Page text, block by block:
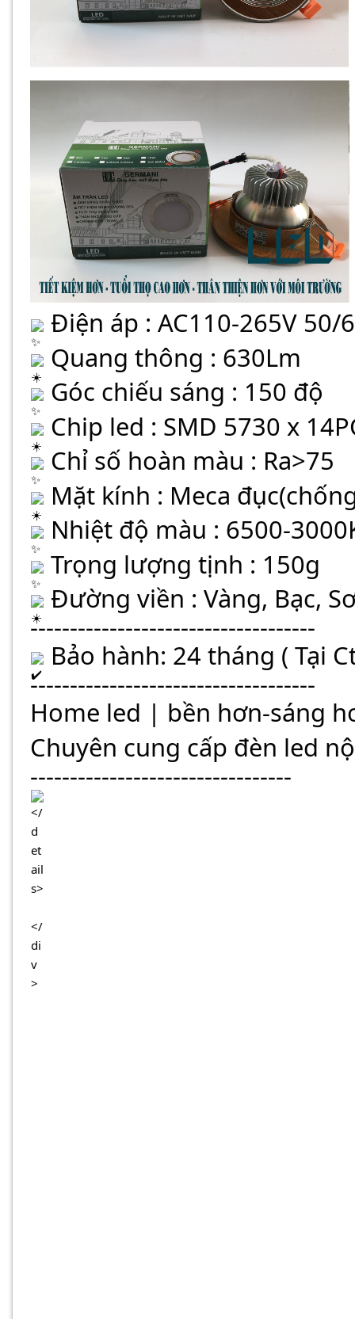
Điện áp : AC110-265V 50/
Quang thông : 630Lm
Góc chiếu sáng : 150 độ
Chip led : SMD 5730 x
Chỉ số hoàn màu : Ra>75
Mặt kính : Meca
Nhiệt độ màu : 6500-
Trọng lượng tịnh : 150g
Đường viền : Vàng, Bạc,
------------------------------------
Bảo hành: 24 tháng ( Tại
------------------------------------
Home led | bền hơn-sáng
Chuyên cung cấp đèn led
---------------------------------